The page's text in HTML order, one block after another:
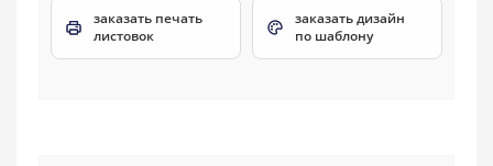
заказать печать
листовок
заказать дизайн
по шаблону